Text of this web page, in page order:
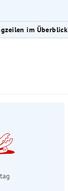
im Überblick